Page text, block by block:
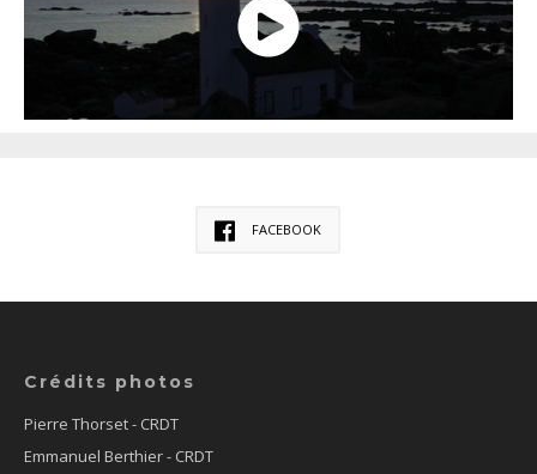
FACEBOOK
Crédits photos
Pierre Thorset - CRDT
Emmanuel Berthier - CRDT